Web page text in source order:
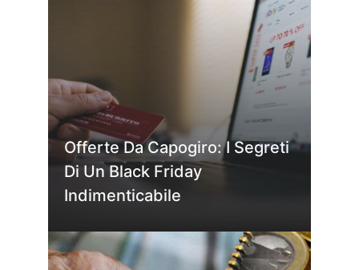
Offerte Da Capogiro: I Segreti
Di Un Black Friday
Indimenticabile